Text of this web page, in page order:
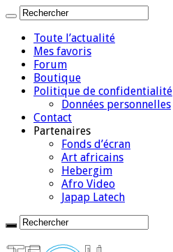
Toute l’actualité
Mes favoris
Forum
Boutique
Politique de confidentialité
Données personnelles
Contact
Partenaires
Fonds d’écran
Art africains
Hebergim
Afro Video
Japap Latech